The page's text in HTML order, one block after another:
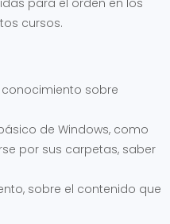
para el orden en los
cursos.
sobre
de Windows, como
por sus carpetas, saber
sobre el contenido que